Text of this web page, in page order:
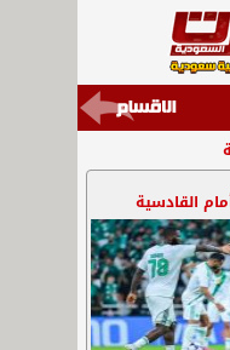
القادسية